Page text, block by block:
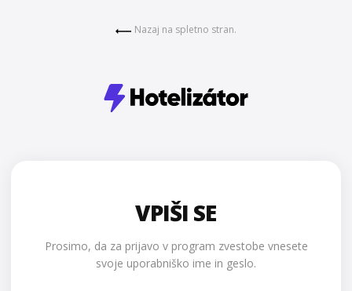
Nazaj na spletno stran.
VPIŠI SE
Prosimo, da za prijavo v program zvestobe vnesete
svoje uporabniško ime in geslo.